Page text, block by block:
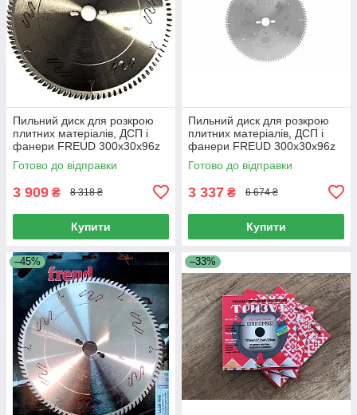
Пильний диск для розкрою
плитних матеріалів, ДСП і
фанери FREUD 300х30х96z
K3.2/2.2 (LU3D-0600)
Готово до відправки
3 909 ₴ 8 318 ₴
Купити
Пильний диск для розкрою
плитних матеріалів, ДСП і
фанери FREUD 300х30х96z
K3.2/2.2 (LG3D-0600)
Готово до відправки
3 337 ₴ 6 674 ₴
Купити
–45% –33%